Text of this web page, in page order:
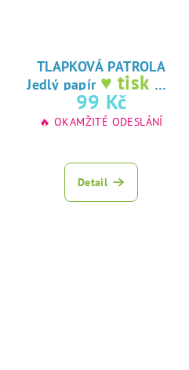
TLAPKOVÁ PATROLA
Jedlý papír ♥ tisk na
jedlý papír
99 Kč
🔥 OKAMŽITÉ ODESLÁNÍ
Detail